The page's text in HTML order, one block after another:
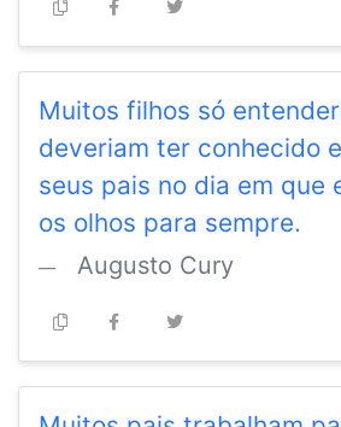
Muitos filhos só
deveriam ter conhecido
seus pais no dia em que
os olhos para sempre.
Augusto Cury